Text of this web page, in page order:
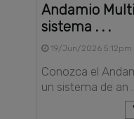
Andamio
sistema . . .
19/Jun/2026 5:12pm
Conozca el
un sistema de an . .